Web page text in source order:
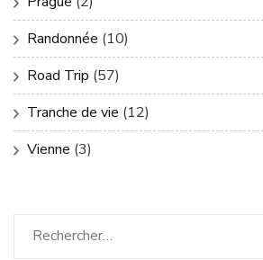
Randonnée (10)
Road Trip (57)
Tranche de vie (12)
Vienne (3)
Rechercher :